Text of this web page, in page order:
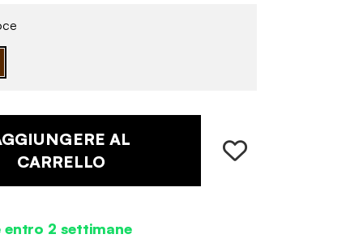
AL
CARRELLO
entro 2 settimane